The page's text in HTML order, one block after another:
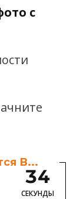
с
В...
32
СЕКУНДЫ